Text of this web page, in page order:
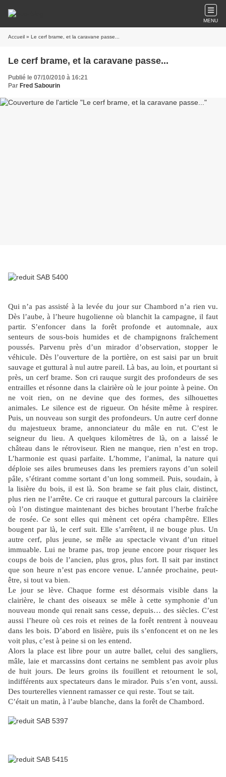
MENU
Accueil » Le cerf brame, et la caravane passe...
Le cerf brame, et la caravane passe...
Publié le 07/10/2010 à 16:21
Par Fred Sabourin
Qui n’a pas assisté à la levée du jour sur Chambord n’a rien vu.
Dès l’aube, à l’heure hugolienne où blanchit la campagne, il faut
partir. S’enfoncer dans la forêt profonde et automnale, aux
senteurs de sous-bois humides et de champignons fraîchement
poussés. Parvenu près d’un mirador d’observation, stopper le
véhicule. Dès l’ouverture de la portière, on est saisi par un bruit
sauvage et guttural à nul autre pareil. Là bas, au loin, et pourtant si
près, un cerf brame. Son cri rauque surgit des profondeurs de ses
entrailles et résonne dans la clairière où le jour pointe à peine. On
ne voit rien, on ne devine que des formes, des silhouettes
animales. Le silence est de rigueur. On hésite même à respirer.
Puis, un nouveau son surgit des profondeurs. Un autre cerf donne
du majestueux brame, annonciateur du mâle en rut. C’est le
seigneur du lieu. A quelques kilomètres de là, on a laissé le
château dans le rétroviseur. Rien ne manque, rien n’est en trop.
L’harmonie est quasi parfaite. L’homme, l’animal, la nature qui
déploie ses ailes brumeuses dans les premiers rayons d’un soleil
pâle, s’étirant comme sortant d’un long sommeil. Puis, soudain, à
la lisière du bois, il est là. Son brame se fait plus clair, distinct,
plus rien ne l’arrête. Ce cri rauque et guttural parcours la clairière
où l’on distingue maintenant des biches broutant l’herbe fraîche
de rosée. Ce sont elles qui mènent cet opéra champêtre. Elles
bougent par là, le cerf suit. Elle s’arrêtent, il ne bouge plus. Un
autre cerf, plus jeune, se mêle au spectacle vivant d’un rituel
immuable. Lui ne brame pas, trop jeune encore pour risquer les
coups de bois de l’ancien, plus gros, plus fort. Il sait par instinct
que son heure n’est pas encore venue. L’année prochaine, peut-
être, si tout va bien.
Le jour se lève. Chaque forme est désormais visible dans la
clairière, le chant des oiseaux se mêle à cette symphonie d’un
nouveau monde qui renait sans cesse, depuis… des siècles. C’est
aussi l’heure où ces rois et reines de la forêt rentrent à nouveau
dans les bois. D’abord en lisière, puis ils s’enfoncent et on ne les
voit plus, c’est à peine si on les entend.
Alors la place est libre pour un autre ballet, celui des sangliers,
mâle, laie et marcassins dont certains ne semblent pas avoir plus
de huit jours. De leurs groins ils fouillent et retournent le sol,
indifférents aux spectateurs dans le mirador. Puis s’en vont, aussi.
Des tourterelles viennent ramasser ce qui reste. Tout se tait.
C’était un matin, à l’aube blanche, dans la forêt de Chambord.